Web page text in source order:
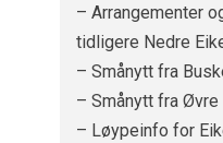
– Arrangementer
tidligere Nedre
– Smånytt fra
– Smånytt fra Øvre
– Løypeinfo for